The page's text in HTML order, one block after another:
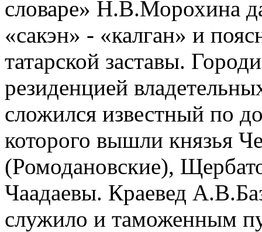
словаре» Н.В.Морохина
«сакэн» - «калган» и
татарской заставы.
резиденцией
сложился известный по
которого вышли князья
(Ромодановские),
Чаадаевы. Краевед
служило и таможенным